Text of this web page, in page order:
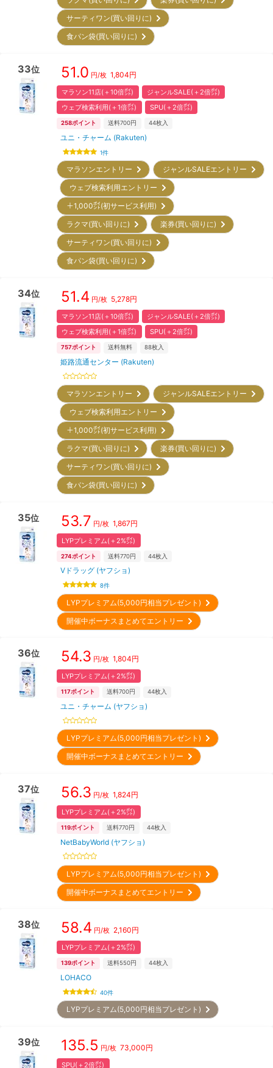
サーティワン(買い回りに)
食パン袋(買い回りに)
33位 51.0 円/枚 1,804円
マラソン11店(＋10倍㌽)
ジャンルSALE(＋2倍㌽)
ウェブ検索利用(＋1倍㌽)
SPU(＋2倍㌽)
258ポイント 送料700円 44枚入
ユニ・チャーム (Rakuten)
1件
マラソンエントリー
ジャンルSALEエントリー
ウェブ検索利用エントリー
＋1,000㌽(初サービス利用)
ラクマ(買い回りに)
楽券(買い回りに)
サーティワン(買い回りに)
食パン袋(買い回りに)
34位 51.4 円/枚 5,278円
マラソン11店(＋10倍㌽)
ジャンルSALE(＋2倍㌽)
ウェブ検索利用(＋1倍㌽)
SPU(＋2倍㌽)
757ポイント 送料無料 88枚入
姫路流通センター (Rakuten)
マラソンエントリー
ジャンルSALEエントリー
ウェブ検索利用エントリー
＋1,000㌽(初サービス利用)
ラクマ(買い回りに)
楽券(買い回りに)
サーティワン(買い回りに)
食パン袋(買い回りに)
35位 53.7 円/枚 1,867円
LYPプレミアム(＋2%㌽)
274ポイント 送料770円 44枚入
Vドラッグ (ヤフショ)
8件
LYPプレミアム(5,000円相当プレゼント)
開催中ボーナスまとめてエントリー
36位 54.3 円/枚 1,804円
LYPプレミアム(＋2%㌽)
117ポイント 送料700円 44枚入
ユニ・チャーム (ヤフショ)
LYPプレミアム(5,000円相当プレゼント)
開催中ボーナスまとめてエントリー
37位 56.3 円/枚 1,824円
LYPプレミアム(＋2%㌽)
119ポイント 送料770円 44枚入
NetBabyWorld (ヤフショ)
LYPプレミアム(5,000円相当プレゼント)
開催中ボーナスまとめてエントリー
38位 58.4 円/枚 2,160円
LYPプレミアム(＋2%㌽)
139ポイント 送料550円 44枚入
LOHACO
40件
LYPプレミアム(5,000円相当プレゼント)
39位 135.5 円/枚 73,000円
SPU(＋2倍㌽)